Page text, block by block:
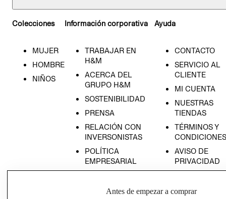
Colecciones
MUJER
HOMBRE
NIÑOS
Información corporativa
TRABAJAR EN
H&M
ACERCA DEL
GRUPO H&M
SOSTENIBILIDAD
PRENSA
RELACIÓN CON
INVERSONISTAS
POLÍTICA
EMPRESARIAL
Ayuda
CONTACTO
SERVICIO AL
CLIENTE
MI CUENTA
NUESTRAS
TIENDAS
TÉRMINOS Y
CONDICIONES
AVISO DE
PRIVACIDAD
AVISO DE
Antes de empezar a comprar